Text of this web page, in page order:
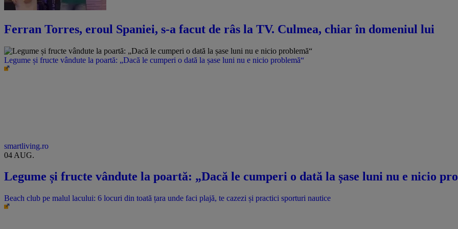
Ferran Torres, eroul Spaniei, s-a facut de râs la TV. Culmea, chiar în domeniul lui
Legume și fructe vândute la poartă: „Dacă le cumperi o dată la șase luni nu e nicio problemă“
smartliving.ro
04 AUG.
Legume și fructe vândute la poartă: „Dacă le cumperi o dată la șase luni nu e nicio
Beach club pe malul lacului: 6 locuri din toată țara unde faci plajă, te cazezi și practici sporturi nautice